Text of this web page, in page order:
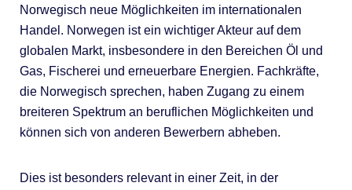
Norwegisch neue Möglichkeiten im internationalen
Handel. Norwegen ist ein wichtiger Akteur auf dem
globalen Markt, insbesondere in den Bereichen Öl und
Gas, Fischerei und erneuerbare Energien. Fachkräfte,
die Norwegisch sprechen, haben Zugang zu einem
breiteren Spektrum an beruflichen Möglichkeiten und
können sich von anderen Bewerbern abheben.
Dies ist besonders relevant in einer Zeit, in der